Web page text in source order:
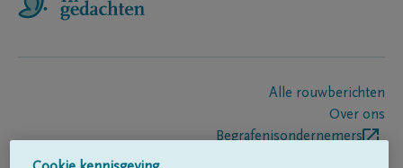
Alle rouwberichten
Over ons
Begrafenisondernemers